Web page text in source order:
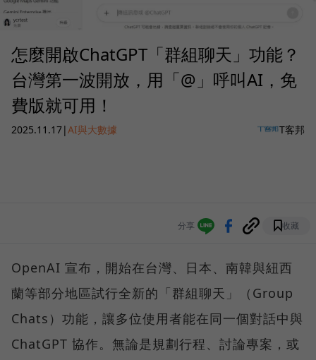
怎麼開啟ChatGPT「群組聊天」功能？
台灣第一波開放，用「@」呼叫AI，免
費版就可用！
2025.11.17|AI與大數據 T客邦
分享 收藏
OpenAI 宣布，開始在台灣、日本、南韓與紐西
蘭等部分地區試行全新的「群組聊天」（Group
Chats）功能，讓多位使用者能在同一個對話中與
ChatGPT 協作。無論是規劃行程、討論專案，或